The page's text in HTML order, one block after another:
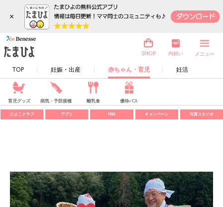
×
TOP 妊娠・出産 赤ちゃん・育児 妊活
SHOP 内祝い メニュー
育児グッズ 病気・予防接種 離乳食 優待パス
ひよこクラブ アプリ SNS キャンペーン 写真スタジオ